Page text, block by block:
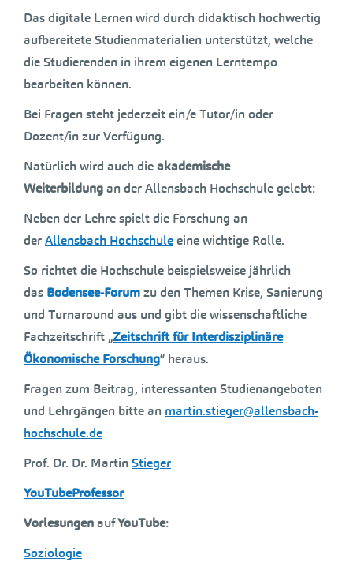
Das digitale Lernen wird durch didaktisch hochwertig
aufbereitete Studienmaterialien unterstützt, welche
die Studierenden in ihrem eigenen Lerntempo
bearbeiten können.
Bei Fragen steht jederzeit ein/e Tutor/in oder
Dozent/in zur Verfügung.
Natürlich wird auch dieakademische
Weiterbildungan der Allensbach Hochschule gelebt:
Neben der Lehre spielt die Forschung an
derAllensbach Hochschuleeine wichtige Rolle.
So richtet die Hochschule beispielsweise jährlich
das Bodensee-Forumzu den Themen Krise, Sanierung
und Turnaround aus und gibt die wissenschaftliche
Fachzeitschrift „Zeitschrift für Interdisziplinäre
Ökonomische Forschung“ heraus.
Fragen zum Beitrag, interessanten Studienangeboten
und Lehrgängen bitte an martin.stieger@allensbach-
hochschule.de
Prof. Dr. Dr. Martin Stieger
YouTubeProfessor
VorlesungenaufYouTube:
Soziologie